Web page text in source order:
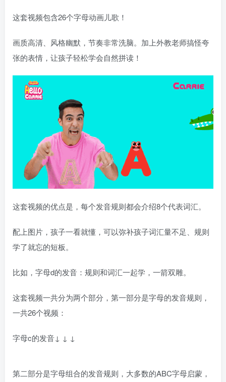
这套视频包含26个字母动画儿歌！
画质高清、风格幽默，节奏非常洗脑。加上外教老师搞怪夸
张的表情，让孩子轻松学会自然拼读！
这套视频的优点是，每个发音规则都会介绍8个代表词汇。
配上图片，孩子一看就懂，可以弥补孩子词汇量不足、规则
学了就忘的短板。
比如，字母d的发音：规则和词汇一起学，一箭双雕。
这套视频一共分为两个部分，第一部分是字母的发音规则，
一共26个视频：
字母c的发音↓ ↓ ↓
第二部分是字母组合的发音规则，大多数的ABC字母启蒙，